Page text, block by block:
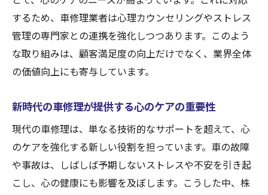
するため、車修理業者は心理カウンセリングやストレス
管理の専門家との連携を強化しつつあります。このよう
な取り組みは、顧客満足度の向上だけでなく、業界全体
の価値向上にも寄与しています。
新時代の車修理が提供する心のケアの重要性
現代の車修理は、単なる技術的なサポートを超えて、心
のケアを強化する新しい役割を担っています。車の故障
や事故は、しばしば予期しないストレスや不安を引き起
こし、心の健康にも影響を及ぼします。こうした中、株